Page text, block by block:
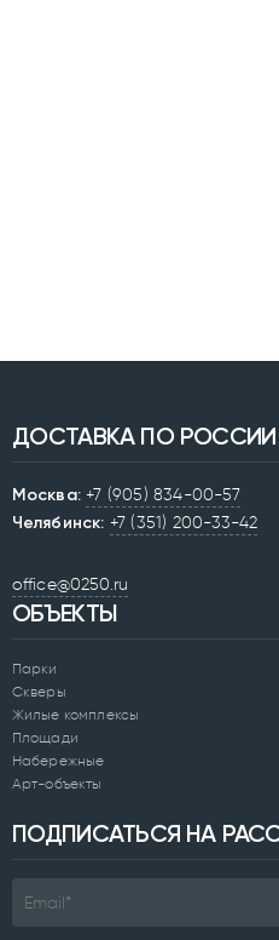
ДОСТАВКА ПО РОССИИ
Москва: +7 (905) 834-00-57
Челябинск: +7 (351) 200-33-42
office@0250.ru
ОБЪЕКТЫ
Парки
Скверы
Жилые комплексы
Площади
Набережные
Арт-объекты
ПОДПИСАТЬСЯ НА